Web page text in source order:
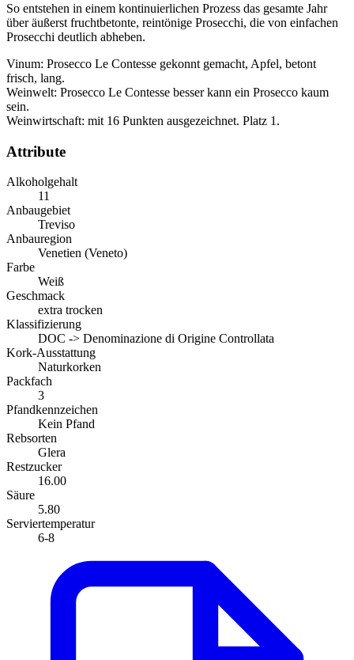
So entstehen in einem kontinuierlichen Prozess das gesamte Jahr
über äußerst fruchtbetonte, reintönige Prosecchi, die von einfachen
Prosecchi deutlich abheben.
Vinum: Prosecco Le Contesse gekonnt gemacht, Apfel, betont
frisch, lang.
Weinwelt: Prosecco Le Contesse besser kann ein Prosecco kaum
sein.
Weinwirtschaft: mit 16 Punkten ausgezeichnet. Platz 1.
Attribute
Alkoholgehalt
11
Anbaugebiet
Treviso
Anbauregion
Venetien (Veneto)
Farbe
Weiß
Geschmack
extra trocken
Klassifizierung
DOC -> Denominazione di Origine Controllata
Kork-Ausstattung
Naturkorken
Packfach
3
Pfandkennzeichen
Kein Pfand
Rebsorten
Glera
Restzucker
16.00
Säure
5.80
Serviertemperatur
6-8